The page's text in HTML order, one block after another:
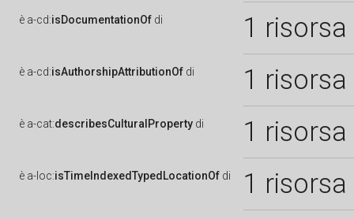
è a-cd:isDocumentationOf di 1 risorsa
è a-cd:isAuthorshipAttributionOf di 1 risorsa
è a-cat:describesCulturalProperty di 1 risorsa
è a-loc:isTimeIndexedTypedLocationOf di 1 risorsa